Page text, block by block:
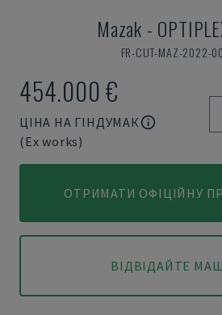
Mazak -
FR-CUT-MAZ-2022-
454.000 €
ЦІНА НА ГІНДУМАК
(Ex works)
ОТРИМАТИ ОФІЦІЙНУ
ВІДВІДАЙТЕ